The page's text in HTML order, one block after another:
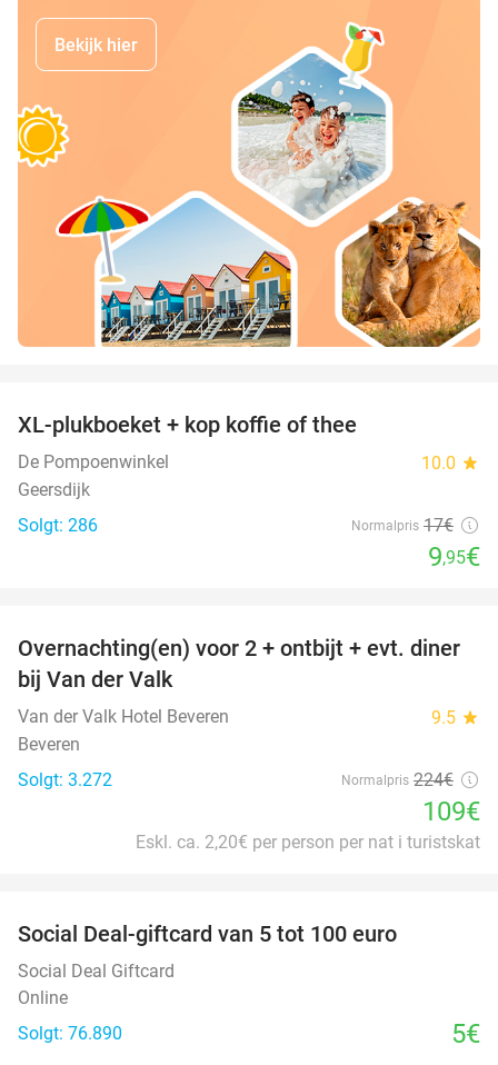
Bekijk hier
XL-plukboeket + kop koffie of thee
De Pompoenwinkel 10.0 star
Geersdijk
Solgt: 286
Normalpris 17€
9,95€
51%
Overnachting(en) voor 2 + ontbijt + evt. diner
bij Van der Valk
Van der Valk Hotel Beveren 9.5 star
Beveren
Solgt: 3.272
Normalpris 224€
109€
Eskl. ca. 2,20€ per person per nat i turistskat
Social Deal-giftcard van 5 tot 100 euro
Social Deal Giftcard
Online
Solgt: 76.890
5€